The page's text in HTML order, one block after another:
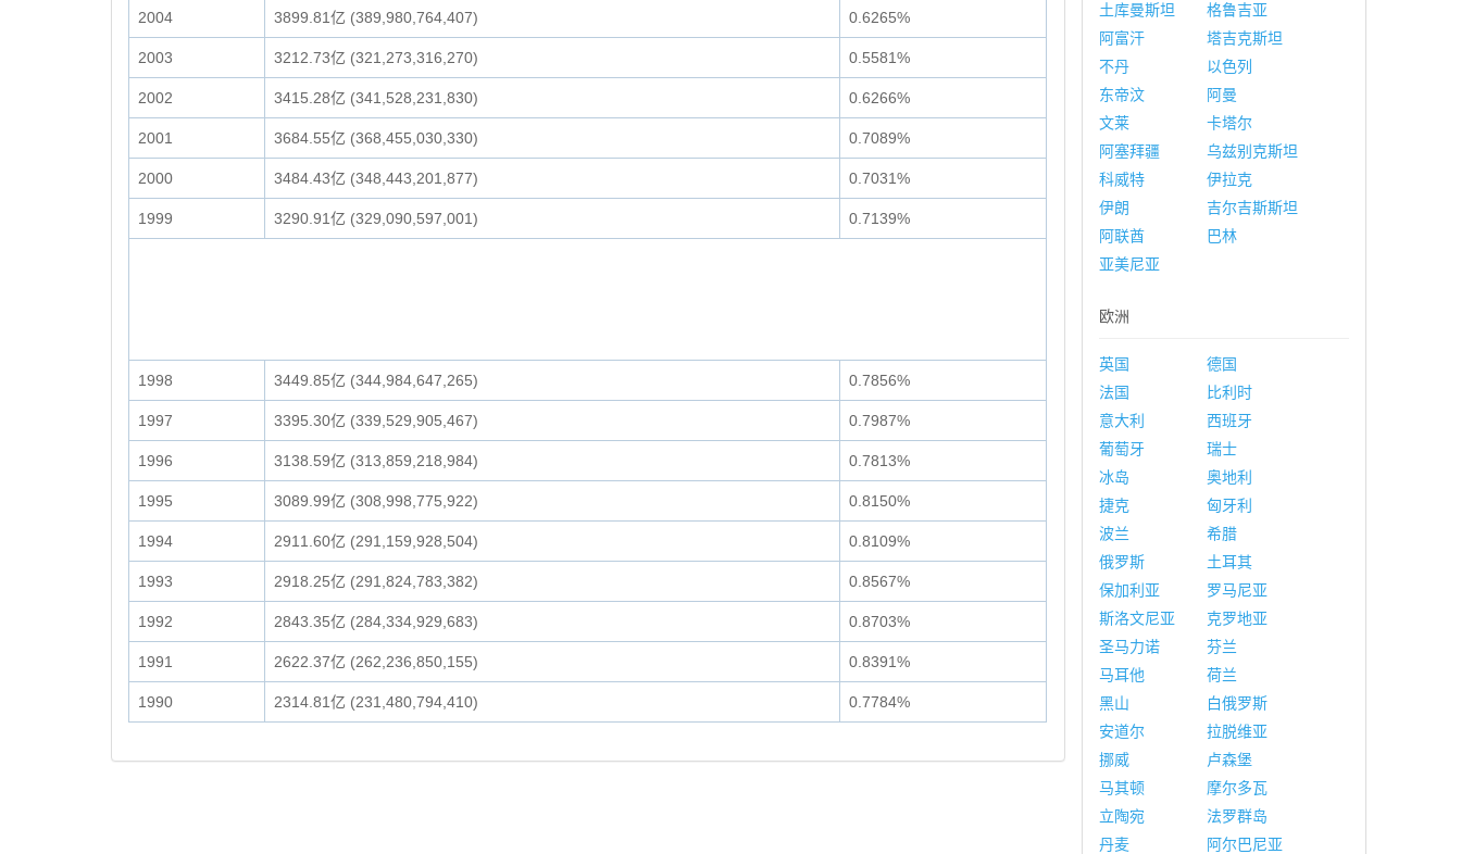
2004 3899.81亿 (389,980,764,407) 0.6265%
2003 3212.73亿 (321,273,316,270) 0.5581%
2002 3415.28亿 (341,528,231,830) 0.6266%
2001 3684.55亿 (368,455,030,330) 0.7089%
2000 3484.43亿 (348,443,201,877) 0.7031%
1999 3290.91亿 (329,090,597,001) 0.7139%
1998 3449.85亿 (344,984,647,265) 0.7856%
1997 3395.30亿 (339,529,905,467) 0.7987%
1996 3138.59亿 (313,859,218,984) 0.7813%
1995 3089.99亿 (308,998,775,922) 0.8150%
1994 2911.60亿 (291,159,928,504) 0.8109%
1993 2918.25亿 (291,824,783,382) 0.8567%
1992 2843.35亿 (284,334,929,683) 0.8703%
1991 2622.37亿 (262,236,850,155) 0.8391%
1990 2314.81亿 (231,480,794,410) 0.7784%
土库曼斯坦
格鲁吉亚
阿富汗
塔吉克斯坦
不丹
以色列
东帝汶
阿曼
文莱
卡塔尔
阿塞拜疆
乌兹别克斯坦
科威特
伊拉克
伊朗
吉尔吉斯斯坦
阿联酋
巴林
亚美尼亚
欧洲
英国
德国
法国
比利时
意大利
西班牙
葡萄牙
瑞士
冰岛
奥地利
捷克
匈牙利
波兰
希腊
俄罗斯
土耳其
保加利亚
罗马尼亚
斯洛文尼亚
克罗地亚
圣马力诺
芬兰
马耳他
荷兰
黑山
白俄罗斯
安道尔
拉脱维亚
挪威
卢森堡
马其顿
摩尔多瓦
立陶宛
法罗群岛
丹麦
阿尔巴尼亚